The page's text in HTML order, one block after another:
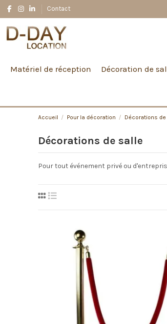
Contact
Matériel de réception Décoration de
Accueil Pour la décoration Décorations
Décorations de salle
Pour tout événement privé ou